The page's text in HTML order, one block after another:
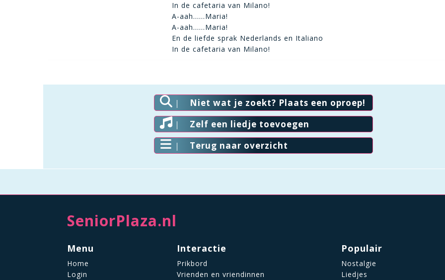
In de cafetaria van Milano!
A-aah……Maria!
A-aah……Maria!
En de liefde sprak Nederlands en Italiano
In de cafetaria van Milano!
Niet wat je zoekt? Plaats een oproep!
Zelf een liedje toevoegen
Terug naar overzicht
SeniorPlaza.nl
Menu
Home
Login
Interactie
Prikbord
Vrienden en vriendinnen
Populair
Nostalgie
Liedjes